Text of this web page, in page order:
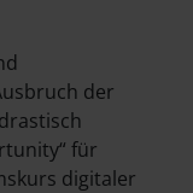
der
für
digitaler